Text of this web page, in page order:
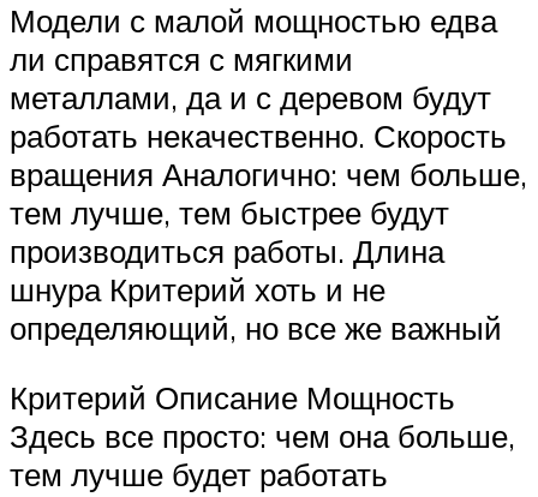
Модели с малой мощностью едва
ли справятся с мягкими
металлами, да и с деревом будут
работать некачественно. Скорость
вращения Аналогично: чем больше,
тем лучше, тем быстрее будут
производиться работы. Длина
шнура Критерий хоть и не
определяющий, но все же важный
Критерий Описание Мощность
Здесь все просто: чем она больше,
тем лучше будет работать